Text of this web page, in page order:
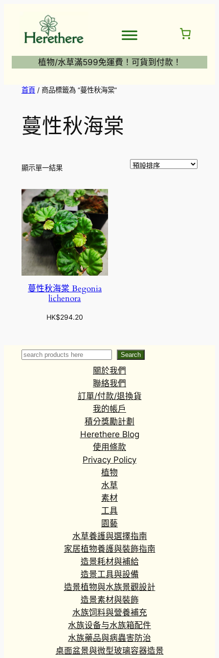
植物/水草滿599免運費！可貨到付款！
首頁/ 商品標籤為 “蔓性秋海棠”
蔓性秋海棠
顯示單一結果
蔓性秋海棠 Begonia
lichenora
HK$294.20
Search Search
關於我們
聯絡我們
訂單/付款/退換貨
我的帳戶
積分獎勵計劃
Herethere Blog
使用條款
Privacy Policy
植物
水草
素材
工具
園藝
水草養護與選擇指南
家居植物養護與裝飾指南
造景耗材與補給
造景工具與設備
造景植物與水族景觀設計
造景素材與裝飾
水族饲料與營養補充
水族设备与水族箱配件
水族藥品與病蟲害防治
桌面盆景與微型玻璃容器造景